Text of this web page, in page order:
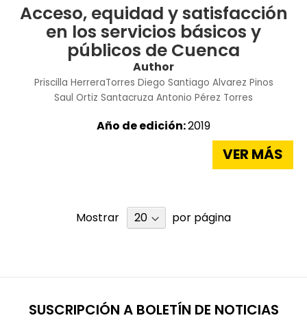
Acceso, equidad y satisfacción
en los servicios básicos y
públicos de Cuenca
Author
Priscilla HerreraTorres Diego Santiago Alvarez Pinos
Saul Ortiz Santacruza Antonio Pérez Torres
Año de edición:2019
VER MÁS
Mostrar por página
SUSCRIPCIÓN A BOLETÍN DE NOTICIAS